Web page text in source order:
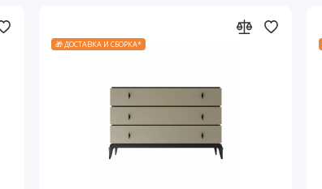
🎁 ДОСТАВКА И СБОРКА*